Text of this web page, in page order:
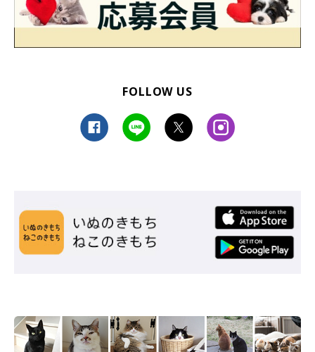
なので、あの日は甘えたい気持ちが大きくなったのかもしれませ
ん。また、動画に集中しているご主人に『ボクもいるよ』『一緒
にいたい』とアピールの気持ちも少しあったかもしれませんね。
このように、飼い主さんにくっつくのが好きな猫の特徴は…
・甘えん坊なコ
などに多いと思われます」
肩を寄せ合って動画を観ているご主人と愛猫・テオくん（取材当時
2才）の姿が目に入ったのだとか。ピタッと密着するご主人とテオ
くん。微笑ましい光景をご覧ください！
写真提供・取材協力／Twitter（@Theodor0623さん）
FOLLOW US